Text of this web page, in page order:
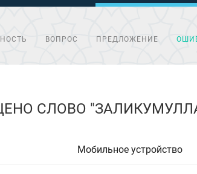
ВОПРОС ПРЕДЛОЖЕНИЕ
СЛОВО
Мобильное устройство